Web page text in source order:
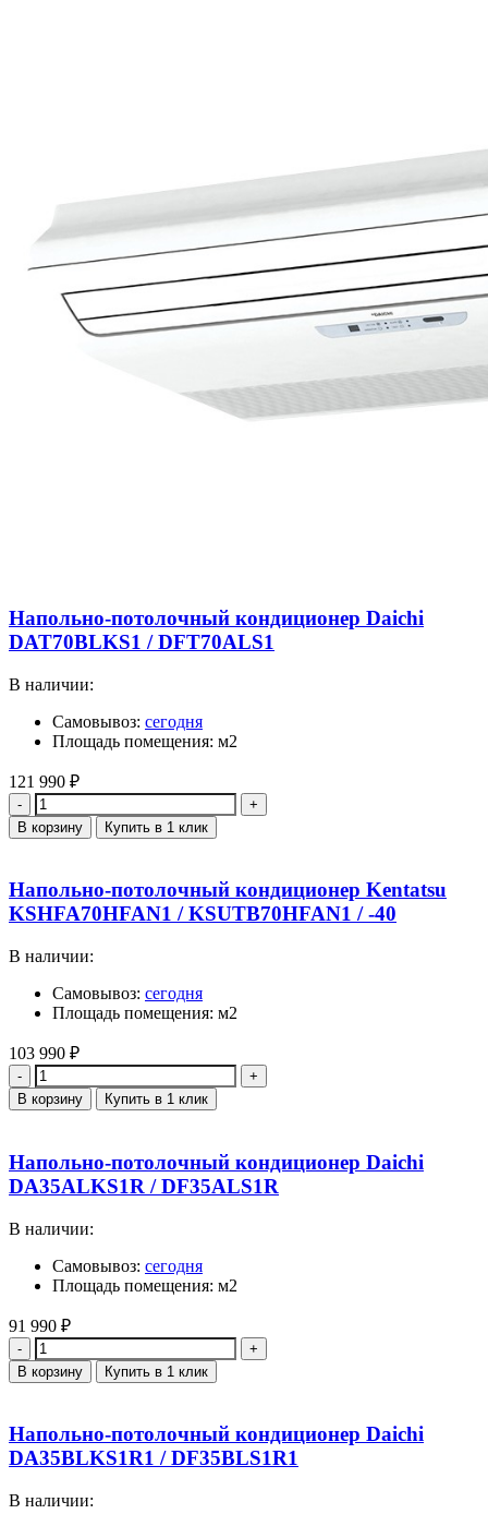
Напольно-потолочный кондиционер Daichi
DAT70BLKS1 / DFT70ALS1
В наличии:
Самовывоз: сегодня
Площадь помещения: м2
121 990 ₽
Количество
В корзину Купить в 1 клик
Напольно-потолочный кондиционер Kentatsu
KSHFA70HFAN1 / KSUTB70HFAN1 / -40
В наличии:
Самовывоз: сегодня
Площадь помещения: м2
103 990 ₽
Количество
В корзину Купить в 1 клик
Напольно-потолочный кондиционер Daichi
DA35ALKS1R / DF35ALS1R
В наличии:
Самовывоз: сегодня
Площадь помещения: м2
91 990 ₽
Количество
В корзину Купить в 1 клик
Напольно-потолочный кондиционер Daichi
DA35BLKS1R1 / DF35BLS1R1
В наличии: